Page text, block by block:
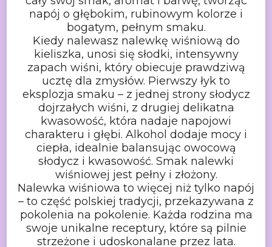
napój o głębokim, rubinowym kolorze i
bogatym, pełnym smaku.
Kiedy nalewasz nalewkę wiśniową do
kieliszka, unosi się słodki, intensywny
zapach wiśni, który obiecuje prawdziwą
ucztę dla zmysłów. Pierwszy łyk to
eksplozja smaku – z jednej strony słodycz
dojrzałych wiśni, z drugiej delikatna
kwasowość, która nadaje napojowi
charakteru i głębi. Alkohol dodaje mocy i
ciepła, idealnie balansując owocową
słodycz i kwasowość. Smak nalewki
wiśniowej jest pełny i złożony.
Nalewka wiśniowa to więcej niż tylko napój
– to część polskiej tradycji, przekazywana z
pokolenia na pokolenie. Każda rodzina ma
swoje unikalne receptury, które są pilnie
strzeżone i udoskonalane przez lata.